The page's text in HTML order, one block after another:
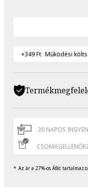
+349 Ft Működési
30 NAPOS
Az ár a 27%-os Áfát